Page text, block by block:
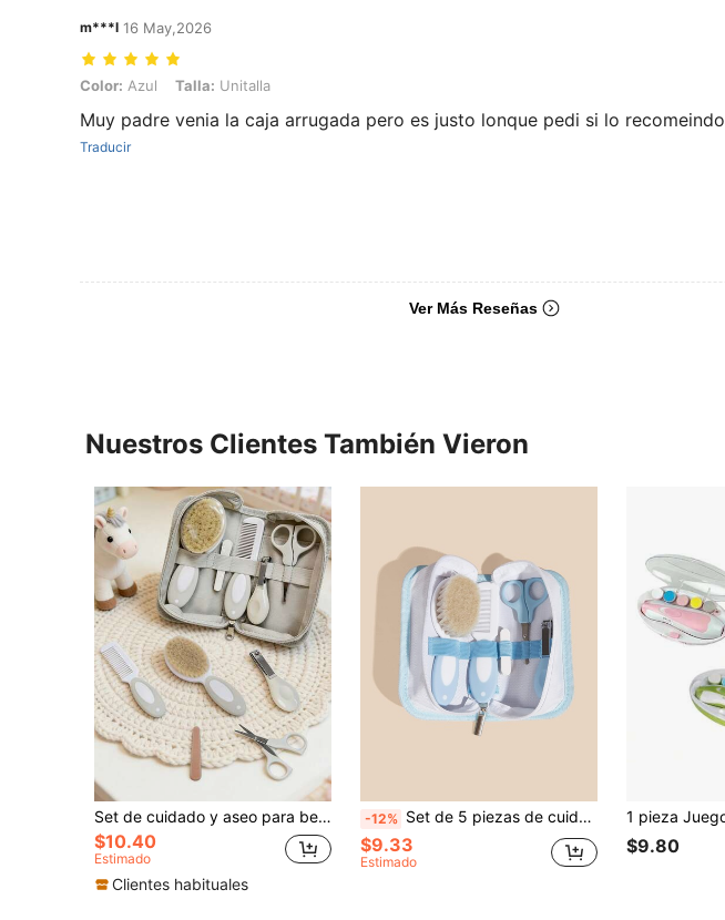
m***l 16 May,2026
Color: Azul, Talla: Unitalla
Color: Azul Talla: Unitalla
Muy padre venia la caja arrugada pero es justo lonque pedi si lo recomeindo
Traducir
Ver Más Reseñas
Nuestros Clientes También Vieron
Set de cuidado y aseo para bebé con bolsa de almacenamiento, cepillo suave para limpieza del cuero cabelludo del recién nacido, peine de manija de silicona para masaje y baño, cortaúñas, lima de uñas
$10.40
Estimado
Clientes habituales
-12% Set de 5 piezas de cuidado para bebé en bolsa azul, incluye peine, cepillo, cortaúñas y otras herramientas de cuidado para bebé
$9.33
Estimado
$9.80